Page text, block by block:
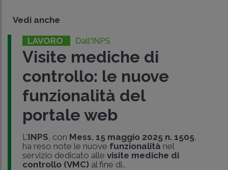
Vedi anche
LAVORO Dall'INPS
Visite mediche di
controllo: le nuove
funzionalità del
portale web
L'INPS , con Mess. 15 maggio 2025 n. 1505,
ha reso note le nuove funzionalità nel
servizio dedicato alle visite mediche di
controllo (VMC)al fine di..